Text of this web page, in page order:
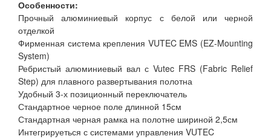
Особенности:
Прочный алюминиевый корпус с белой или черной
отделкой
Фирменная система крепления VUTEC EMS (EZ-Mounting
System)
Ребристый алюминиевый вал с Vutec FRS (Fabric Relief
Step) для плавного развертывания полотна
Удобный 3-х позиционный переключатель
Стандартное черное поле длинной 15см
Стандартная черная рамка на полотне шириной 2,5см
Интегрируеться с системами управления VUTEC